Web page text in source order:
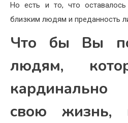
Но есть и то, что
близким людям и преданность
Что бы Вы
людям,
свою жизнь,